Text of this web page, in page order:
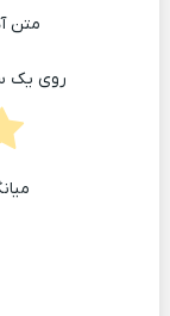
متن
روی یک